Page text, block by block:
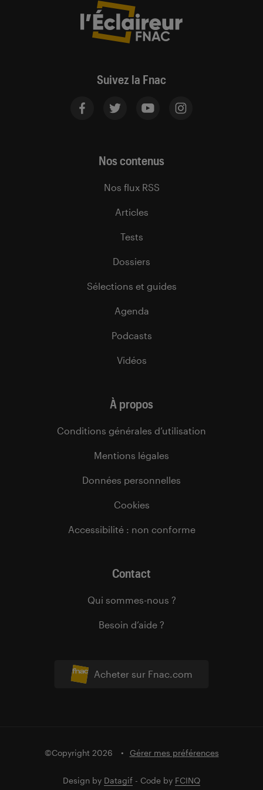
Suivez la Fnac
Acheter sur Fnac.com
Nos contenus
Nos flux RSS
Articles
Tests
Dossiers
Sélections et guides
Agenda
Podcasts
Vidéos
À propos
Conditions générales d’utilisation
Mentions légales
Données personnelles
Cookies
Accessibilité : non conforme
Contact
Qui sommes-nous ?
Besoin d’aide ?
©Copyright 2026 Gérer mes préférences
Design by Datagif - Code by FCINQ